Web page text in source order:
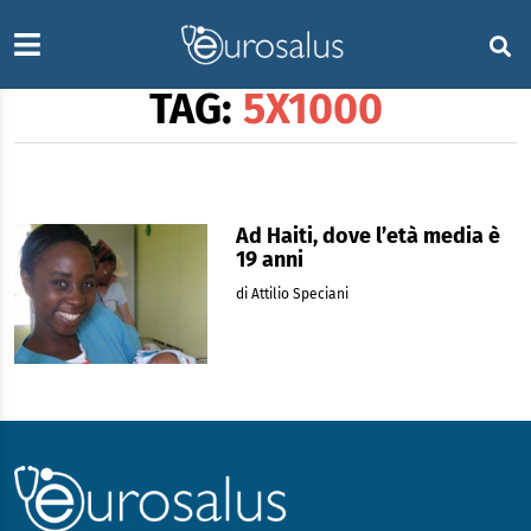
TAG: 5X1000
Ad Haiti, dove l’età media è
19 anni
di Attilio Speciani